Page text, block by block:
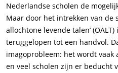
Nederlandse scholen de
Maar door het intrekken van de
allochtone levende talen’
teruggelopen tot een handvol.
imagoprobleem: het wordt vaak
en veel scholen zijn er beducht